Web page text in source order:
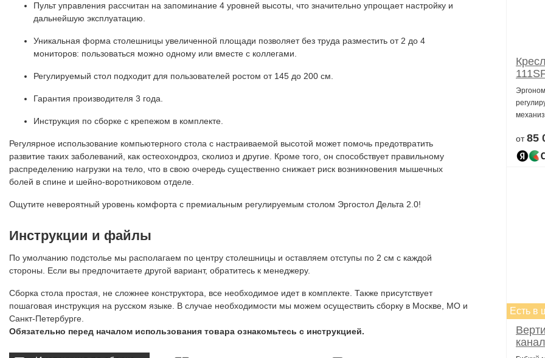
Пульт управления рассчитан на запоминание 4 уровней высоты, что значительно упрощает настройку и
дальнейшую эксплуатацию.
Уникальная форма столешницы увеличенной площади позволяет без труда разместить от 2 до 4
мониторов: пользоваться можно одному или вместе с коллегами.
Регулируемый стол подходит для пользователей ростом от 145 до 200 см.
Гарантия производителя 3 года.
Инструкция по сборке с крепежом в комплекте.
Регулярное использование компьютерного стола с настраиваемой высотой может помочь предотвратить
развитие таких заболеваний, как остеохондроз, сколиоз и другие. Кроме того, он способствует правильному
распределению нагрузки на тело, что в свою очередь существенно снижает риск возникновения мышечных
болей в спине и шейно-воротниковом отделе.
Ощутите невероятный уровень комфорта с премиальным регулируемым столом Эргостол Дельта 2.0!
Инструкции и файлы
По умолчанию подстолье мы располагаем по центру столешницы и оставляем отступы по 2 см с каждой
стороны. Если вы предпочитаете другой вариант, обратитесь к менеджеру.
Сборка стола простая, не сложнее конструктора, все необходимое идет в комплекте. Также присутствует
пошаговая инструкция на русском языке. В случае необходимости мы можем осуществить сборку в Москве, МО и
Санкт-Петербурге.
Обязательно перед началом использования товара ознакомьтесь с инструкцией.
от85
Есть в
ВС-